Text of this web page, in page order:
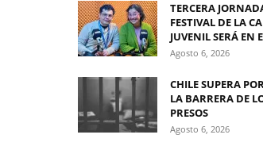
TERCERA
FESTIVAL DE LA
JUVENIL SERÁ EN
Agosto 6, 2026
CHILE SUPERA
LA BARRERA DE
PRESOS
Agosto 6, 2026